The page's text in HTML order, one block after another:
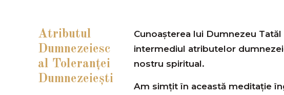
Atributul
Dumnezeiesc
al Toleranţei
Dumnezeieşti
Cunoașterea lui Dumnezeu
intermediul atributelor
nostru spiritual.
Am simțit în această meditație